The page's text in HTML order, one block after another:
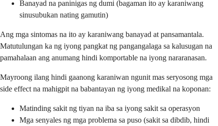
Banayad na paninigas ng dumi (bagaman ito ay karaniwang
sinusubukan nating gamutin)
Ang mga sintomas na ito ay karaniwang banayad at pansamantala.
Matutulungan ka ng iyong pangkat ng pangangalaga sa kalusugan na
pamahalaan ang anumang hindi komportable na iyong nararanasan.
Mayroong ilang hindi gaanong karaniwan ngunit mas seryosong mga
side effect na mahigpit na babantayan ng iyong medikal na koponan:
Matinding sakit ng tiyan na iba sa iyong sakit sa operasyon
Mga senyales ng mga problema sa puso (sakit sa dibdib, hindi